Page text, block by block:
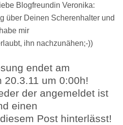
Blogfreundin Veronika:
über Deinen Scherenhalter und
habe mir
ihn nachzunähen;-))
endet am
20.3.11 um 0:00h!
der angemeldet ist
einen
Post hinterlässt!